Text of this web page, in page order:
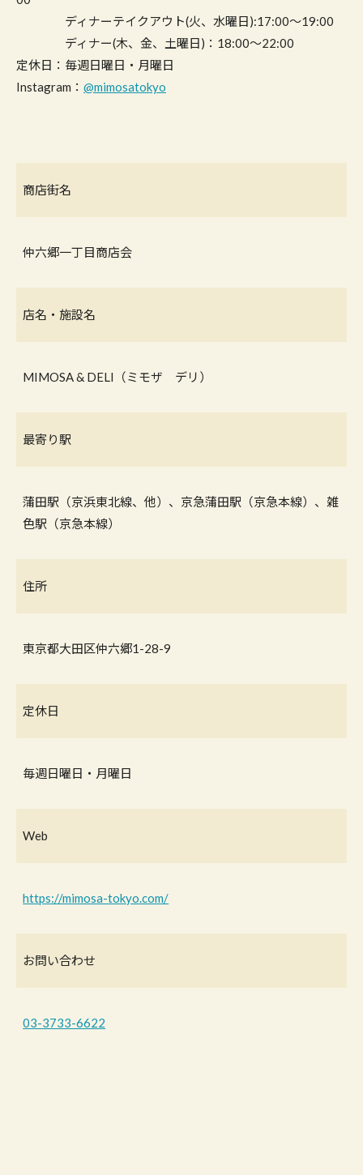
ディナーテイクアウト(火、水曜日):17:00〜19:00
ディナー(木、金、土曜日)：18:00〜22:00
定休日：毎週日曜日・月曜日
Instagram： @mimosatokyo
商店街名
仲六郷一丁目商店会
店名・施設名
MIMOSA & DELI（ミモザ デリ）
最寄り駅
蒲田駅（京浜東北線、他）、京急蒲田駅（京急本線）、雑
色駅（京急本線）
住所
東京都大田区仲六郷1-28-9
定休日
毎週日曜日・月曜日
Web
https://mimosa-tokyo.com/
お問い合わせ
03-3733-6622